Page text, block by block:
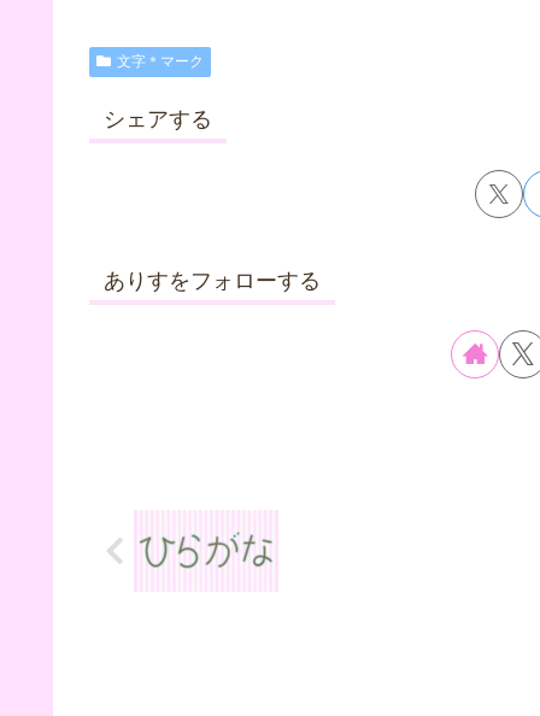
文字＊マーク
シェアする
ありすをフォローする